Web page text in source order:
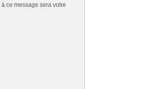
ce message sera votre